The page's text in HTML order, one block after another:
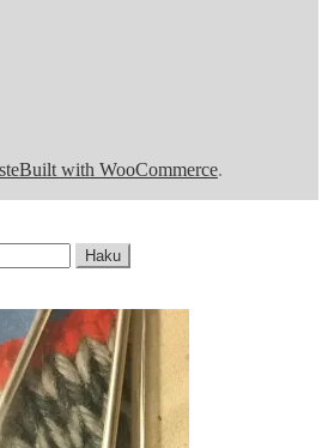
Built with WooCommerce.
Haku